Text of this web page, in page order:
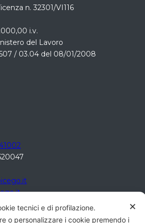
n. 32301/VI116
i.v.
del Lavoro
/ 03.04 del 08/01/2008
"Il Quadro"
✕
tecnici e di profilazione.
o personalizzare i cookie premendo i